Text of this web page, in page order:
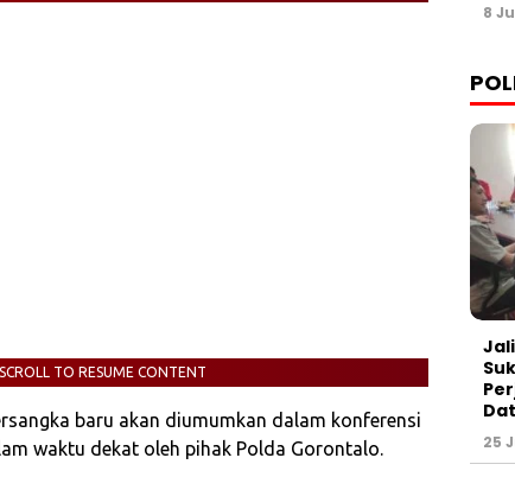
SCROLL TO RESUME CONTENT
baru akan diumumkan dalam konferensi
waktu dekat oleh pihak Polda Gorontalo.
8
25